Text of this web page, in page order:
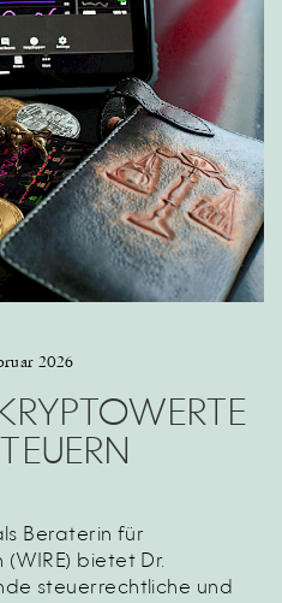
2026
Beraterin für
bietet Dr.
steuerrechtliche und